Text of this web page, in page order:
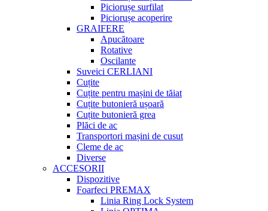
Piciorușe surfilat
Piciorușe acoperire
GRAIFERE
Apucătoare
Rotative
Oscilante
Suveici CERLIANI
Cuțite
Cuțite pentru mașini de tăiat
Cuțite butonieră ușoară
Cuțite butonieră grea
Plăci de ac
Transportori mașini de cusut
Cleme de ac
Diverse
ACCESORII
Dispozitive
Foarfeci PREMAX
Linia Ring Lock System